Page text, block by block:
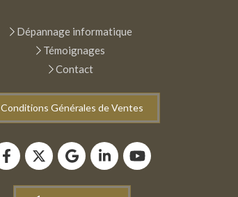
Dépannage informatique
Témoignages
Contact
Conditions Générales de Ventes